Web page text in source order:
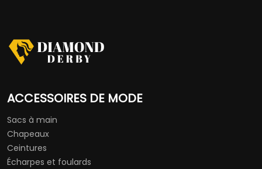
ACCESSOIRES DE MODE
Sacs à main
Chapeaux
Ceintures
Écharpes et foulards